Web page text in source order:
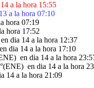
a la hora 15:55
a la hora 07:10
hora 07:19
hora 17:52
dia 14 a la hora 12:37
dia 14 a la hora 17:10
en dia 14 a la hora
en dia 14 a la hora
14 a la hora 21:09